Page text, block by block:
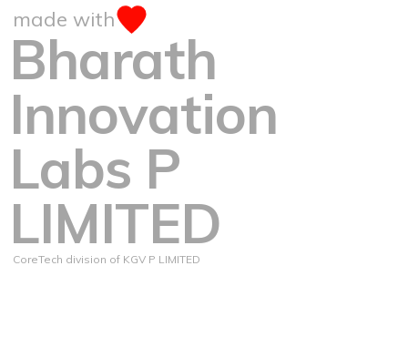
made with
Bharath
Innovation
Labs P
LIMITED
CoreTech division of KGV P LIMITED